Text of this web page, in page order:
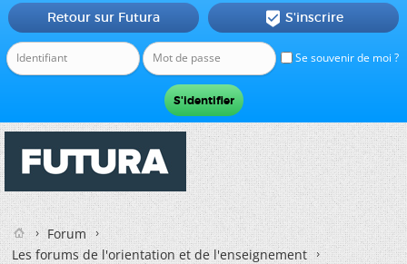
Se souvenir de moi ?
Retour sur Futura  S'inscrire
Forum
Les forums de l'orientation et de l'enseignement